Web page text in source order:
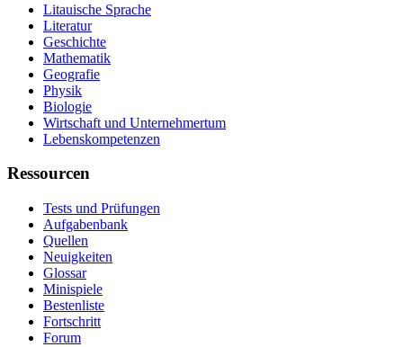
Litauische Sprache
Literatur
Geschichte
Mathematik
Geografie
Physik
Biologie
Wirtschaft und Unternehmertum
Lebenskompetenzen
Ressourcen
Tests und Prüfungen
Aufgabenbank
Quellen
Neuigkeiten
Glossar
Minispiele
Bestenliste
Fortschritt
Forum